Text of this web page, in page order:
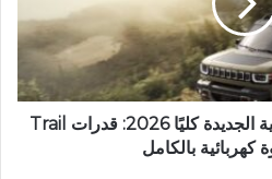
تقديم الجيب ركون الكهربائية الجديدة كليًا 2026: قدرات Trail